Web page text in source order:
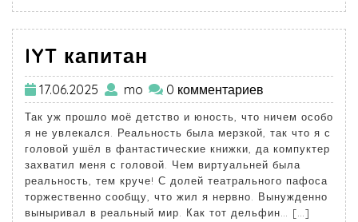
IYT капитан
17.06.2025 mo 0 комментариев
Так уж прошло моё детство и юность, что ничем особо
я не увлекался. Реальность была мерзкой, так что я с
головой ушёл в фантастические книжки, да компуктер
захватил меня с головой. Чем виртуальней была
реальность, тем круче! С долей театрального пафоса
торжественно сообщу, что жил я нервно. Вынужденно
выныривал в реальный мир. Как тот дельфин… […]